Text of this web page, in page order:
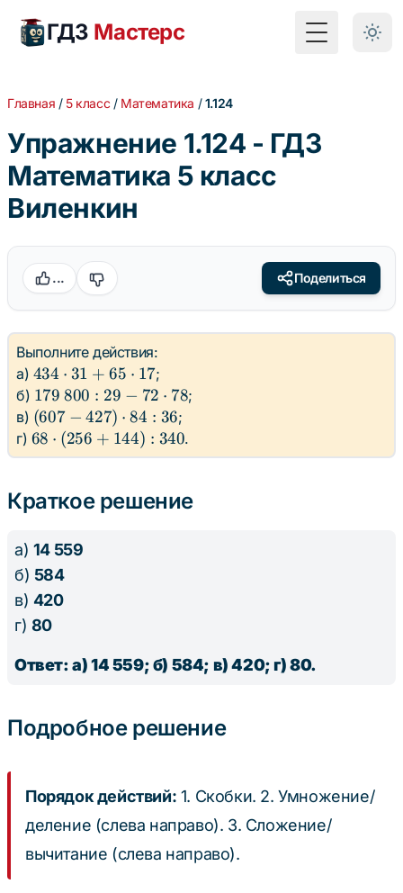
ГДЗ Мастерс Toggle Menu
Главная / 5 класс / Математика /1.124
Упражнение 1.124 - ГДЗ
Математика 5 класс
Виленкин
... Поделиться
Выполните действия:
а) 434
\cdot
31 +
65
\cdot
434 ⋅ 31 + 65 ⋅ 17;
б) 179 \
800 :
29 -
72
78
179 800 : 29 − 72 ⋅ 78;
в) (607
-
427)
84 :
(607 − 427) ⋅ 84 : 36;
г) 68
\cdot
+
: 340
68 ⋅ (256 + 144) : 340.
Краткое решение
а) 14 559
б) 584
в) 420
г) 80
Ответ: а) 14 559; б) 584; в) 420; г) 80.
Подробное решение
Порядок действий: 1. Скобки. 2. Умножение/
деление (слева направо). 3. Сложение/
вычитание (слева направо).